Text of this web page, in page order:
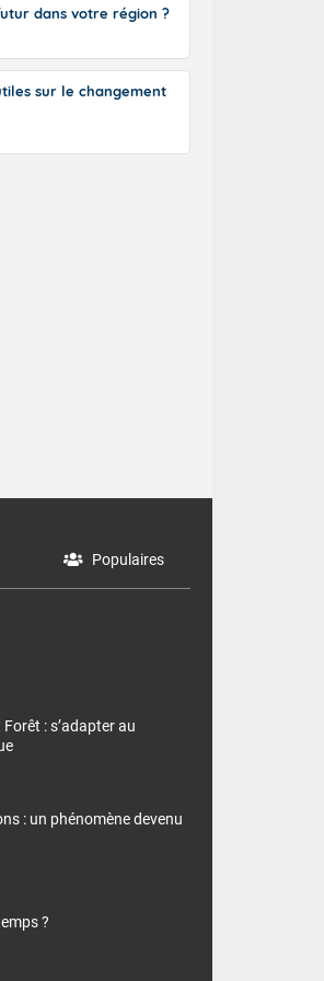
dans votre région ?
sur le changement
Populaires
: s’adapter au
: un phénomène devenu
?